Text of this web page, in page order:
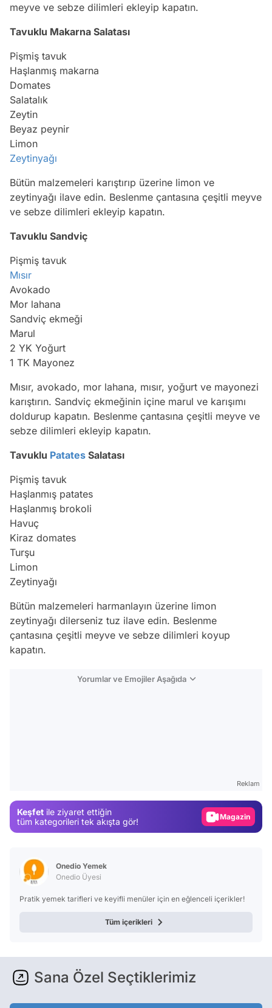
meyve ve sebze dilimleri ekleyip kapatın.
Tavuklu Makarna Salatası
Pişmiş tavuk
Haşlanmış makarna
Domates
Salatalık
Zeytin
Beyaz peynir
Limon
Zeytinyağı
Bütün malzemeleri karıştırıp üzerine limon ve
zeytinyağı ilave edin. Beslenme çantasına çeşitli meyve
ve sebze dilimleri ekleyip kapatın.
Tavuklu Sandviç
Pişmiş tavuk
Mısır
Avokado
Mor lahana
Sandviç ekmeği
Marul
2 YK Yoğurt
1 TK Mayonez
Mısır, avokado, mor lahana, mısır, yoğurt ve mayonezi
karıştırın. Sandviç ekmeğinin içine marul ve karışımı
doldurup kapatın. Beslenme çantasına çeşitli meyve ve
sebze dilimleri ekleyip kapatın.
Tavuklu Patates Salatası
Pişmiş tavuk
Haşlanmış patates
Haşlanmış brokoli
Havuç
Kiraz domates
Turşu
Limon
Zeytinyağı
Bütün malzemeleri harmanlayın üzerine limon
zeytinyağı dilerseniz tuz ilave edin. Beslenme
çantasına çeşitli meyve ve sebze dilimleri koyup
kapatın.
Yorumlar ve Emojiler Aşağıda
Reklam
Keşfet ile ziyaret ettiğin
tüm kategorileri tek akışta gör!
Magazin
Video
Onedio Yemek
Onedio Üyesi
Pratik yemek tarifleri ve keyifli menüler için en eğlenceli içerikler!
Tüm içerikleri
Sana Özel Seçtiklerimiz